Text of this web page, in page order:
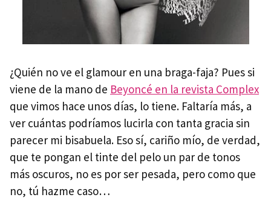
¿Quién no ve el glamour en una braga-faja? Pues si
viene de la mano de Beyoncé en la revista Complex
que vimos hace unos días, lo tiene. Faltaría más, a
ver cuántas podríamos lucirla con tanta gracia sin
parecer mi bisabuela. Eso sí, cariño mío, de verdad,
que te pongan el tinte del pelo un par de tonos
más oscuros, no es por ser pesada, pero como que
no, tú hazme caso…